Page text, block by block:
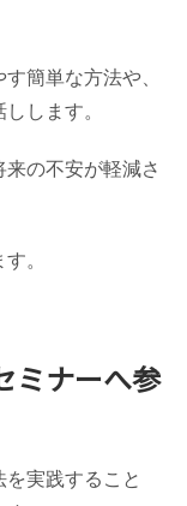
簡単な方法や、
します。
来の不安が軽減さ
。
ミナーへ参
を実践すること